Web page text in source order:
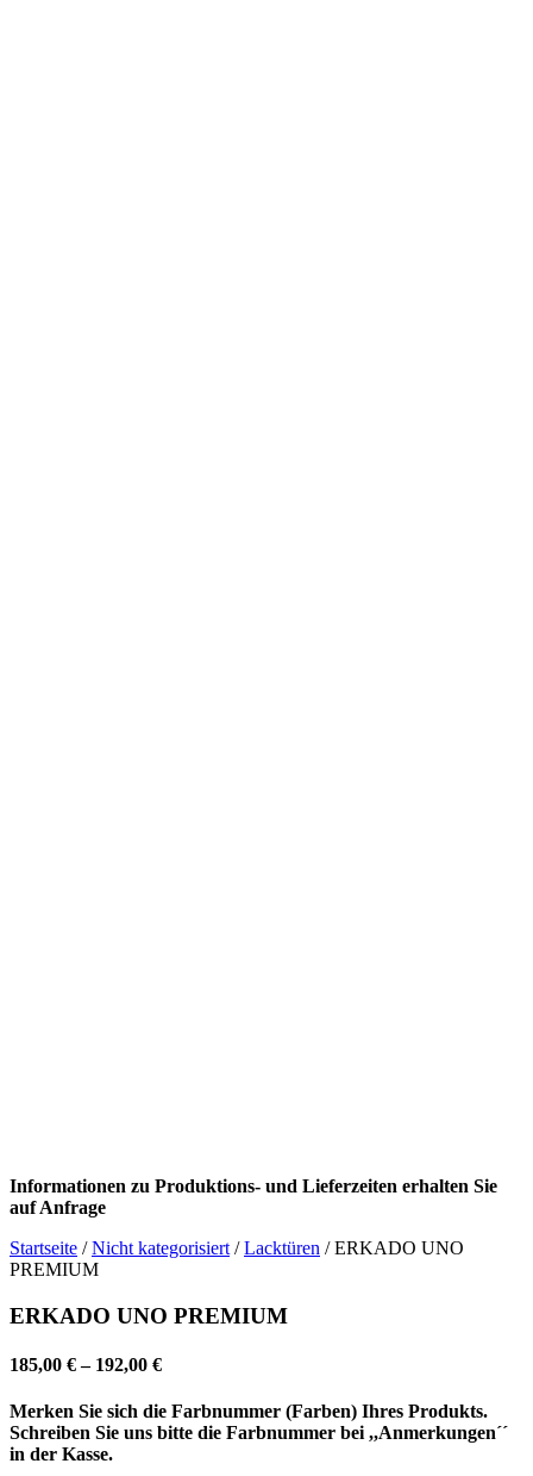
Informationen zu Produktions- und Lieferzeiten erhalten Sie
auf Anfrage
Startseite /Nicht kategorisiert /Lacktüren / ERKADO UNO
PREMIUM
ERKADO UNO PREMIUM
185,00 €– 192,00 €
Merken Sie sich die Farbnummer (Farben) Ihres Produkts.
Schreiben Sie uns bitte die Farbnummer bei ,,Anmerkungen´´
in der Kasse.